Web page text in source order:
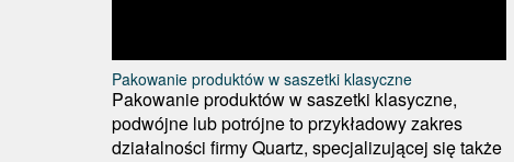
Pakowanie produktów w saszetki klasyczne
Pakowanie produktów w saszetki klasyczne,
podwójne lub potrójne to przykładowy zakres
działalności firmy Quartz, specjalizującej się także